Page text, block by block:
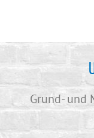
Grund- und